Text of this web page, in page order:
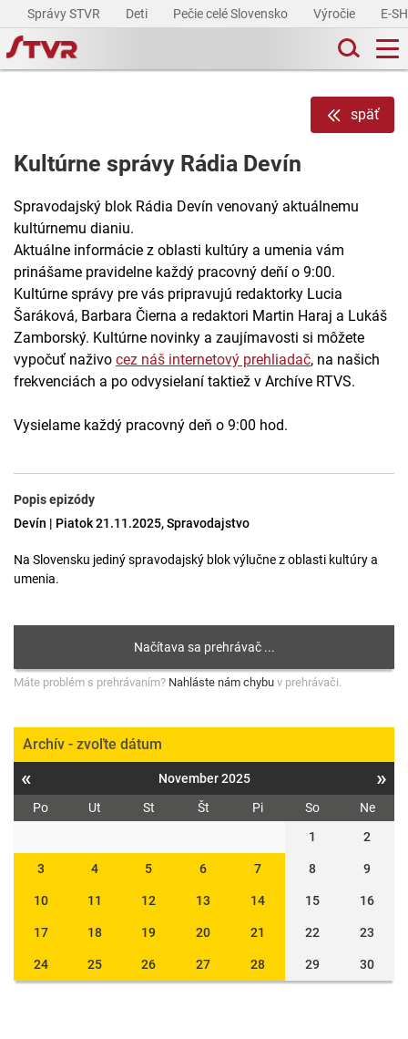
Správy STVR Deti Pečie celé Slovensko Výročie E-
späť
Kultúrne správy Rádia Devín
Spravodajský blok Rádia Devín venovaný aktuálnemu
kultúrnemu dianiu.
Aktuálne informácie z oblasti kultúry a umenia vám
prinášame pravidelne každý pracovný deňí o 9:00.
Kultúrne správy pre vás pripravujú redaktorky Lucia
Šaráková, Barbara Čierna a redaktori Martin Haraj a Lukáš
Zamborský. Kultúrne novinky a zaujímavosti si môžete
vypočuť naživo cez náš internetový prehliadač, na našich
frekvenciách a po odvysielaní taktiež v Archíve RTVS.
Vysielame každý pracovný deň o 9:00 hod.
Popis epizódy
Devín | Piatok 21.11.2025, Spravodajstvo
Na Slovensku jediný spravodajský blok výlučne z oblasti kultúry a
umenia.
Máte problém s prehrávaním? Nahláste nám chybu v prehrávači.
Archív - zvoľte dátum
« November 2025 »
Po Ut St Št Pi So
Ne
1
2
3 4 5 6 7 8 9
10 11 12 13 14 15 16
17 18 19 20 21 22 23
24 25 26 27 28 29 30